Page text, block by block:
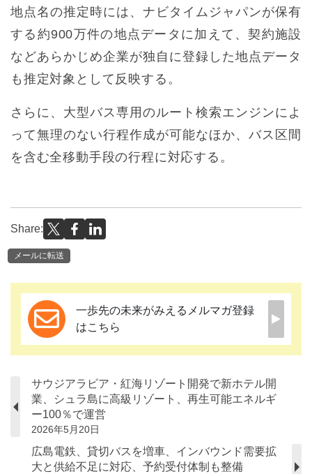
地点名の推定時には、ナビタイムジャパンが保有
する約900万件の地点データに加えて、契約施設
などあらかじめ企業が独自に登録した地点データ
も推定対象として反映する。
さらに、大型バス専用のルート検索エンジンによ
って無理のない行程作成が可能なほか、バス区間
を含む全移動手段の行程に対応する。
Share:
メールに転送
一歩先の未来がみえるメルマガ登録
はこちら
サウジアラビア・紅海リゾート開発で新ホテル開
業、シュラ島に高級リゾート、再生可能エネルギ
ー100％で運営
2026年5月20日
広島電鉄、貸切バスを増車、インバウンド需要拡
大と供給不足に対応、予約受付体制も整備